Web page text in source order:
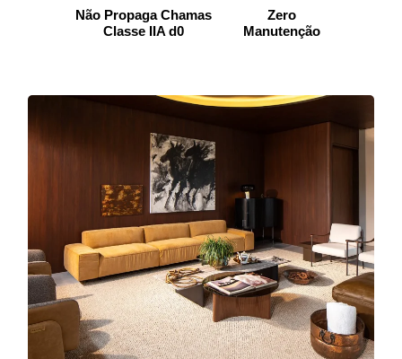
Não Propaga Chamas
Classe IIA d0
Zero
Manutenção